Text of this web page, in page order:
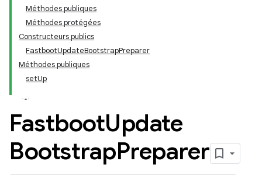
Méthodes publiques
Méthodes protégées
Constructeurs publics
FastbootUpdateBootstrapPreparer
Méthodes publiques
setUp
FastbootUpdate
BootstrapPreparer